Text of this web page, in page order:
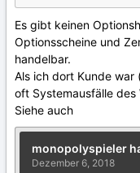
Es gibt keinen
Optionsscheine und
handelbar.
Als ich dort Kunde
oft Systemausfälle des
Siehe auch